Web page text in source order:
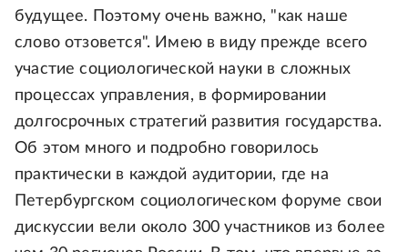
будущее. Поэтому очень важно, "как наше
слово отзовется". Имею в виду прежде всего
участие социологической науки в сложных
процессах управления, в формировании
долгосрочных стратегий развития государства.
Об этом много и подробно говорилось
практически в каждой аудитории, где на
Петербургском социологическом форуме свои
дискуссии вели около 300 участников из более